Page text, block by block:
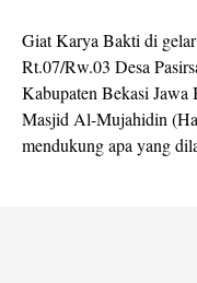
Giat Karya Bakti di
Rt.07/Rw.03 Desa
Kabupaten Bekasi
Masjid Al-Mujahidin
mendukung apa yang